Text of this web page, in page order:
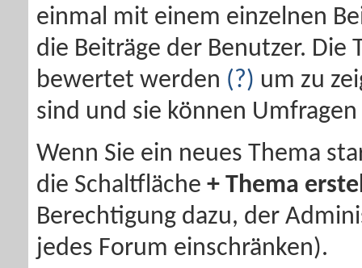
einmal mit einem einzelnen
die Beiträge der Benutzer.
bewertet werden (?) um zu
sind und sie können
Wenn Sie ein neues Thema
die Schaltfläche + Thema
Berechtigung dazu, der
jedes Forum einschränken).